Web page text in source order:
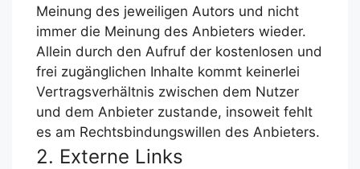
Meinung des jeweiligen Autors und nicht
immer die Meinung des Anbieters wieder.
Allein durch den Aufruf der kostenlosen und
frei zugänglichen Inhalte kommt keinerlei
Vertragsverhältnis zwischen dem Nutzer
und dem Anbieter zustande, insoweit fehlt
es am Rechtsbindungswillen des Anbieters.
2. Externe Links